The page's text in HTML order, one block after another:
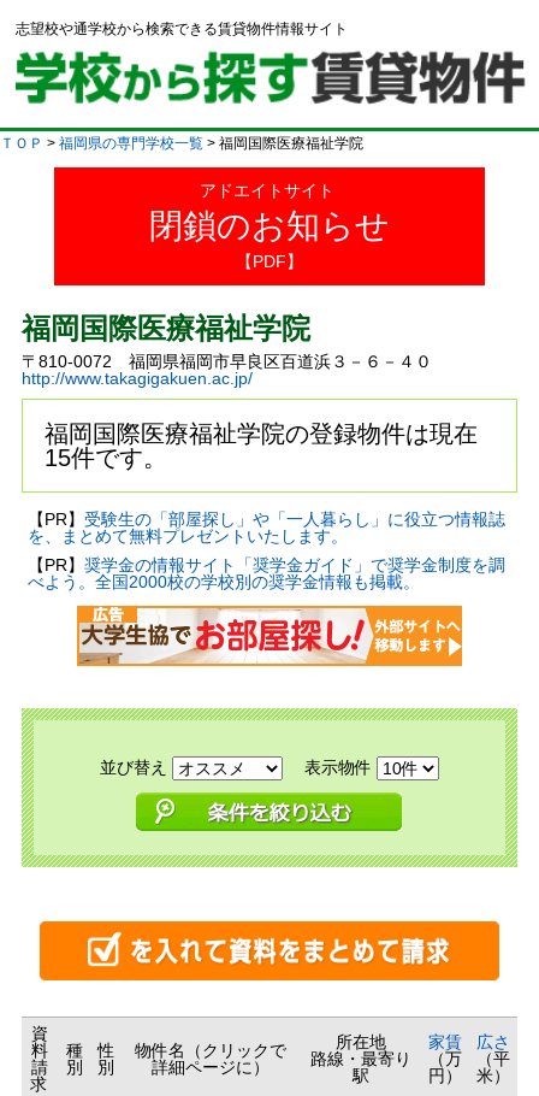
志望校や通学校から検索できる賃貸物件情報サイト
ＴＯＰ > 福岡県の専門学校一覧 > 福岡国際医療福祉学院
アドエイトサイト
閉鎖のお知らせ
【PDF】
福岡国際医療福祉学院
〒810-0072 福岡県福岡市早良区百道浜３－６－４０
http://www.takagigakuen.ac.jp/
福岡国際医療福祉学院の登録物件は現在
15件です。
【PR】 受験生の「部屋探し」や「一人暮らし」に役立つ情報誌
を、まとめて無料プレゼントいたします。
【PR】 奨学金の情報サイト「奨学金ガイド」で奨学金制度を調
べよう。全国2000校の学校別の奨学金情報も掲載。
並び替え 表示物件
資
料
請
求
種
別
性
別
物件名（クリックで
詳細ページに）
所在地
路線・最寄り
駅
家賃
（万
円）
広さ
（平
米）